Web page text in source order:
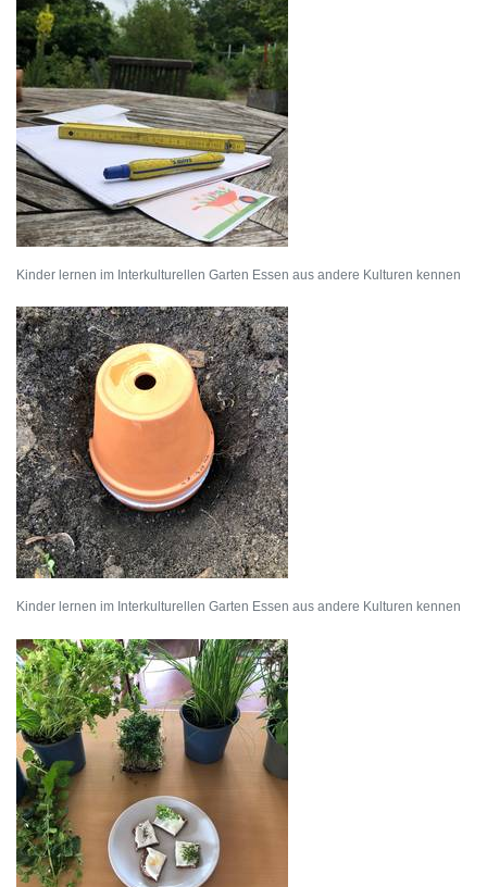
Kinder lernen im Interkulturellen Garten Essen aus andere Kulturen kennen
Kinder lernen im Interkulturellen Garten Essen aus andere Kulturen kennen